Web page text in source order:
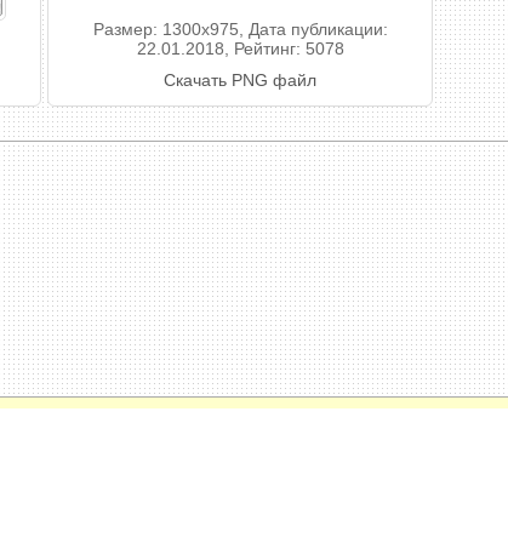
Размер: 1300x975, Дата публикации:
22.01.2018, Рейтинг: 5078
Скачать PNG файл